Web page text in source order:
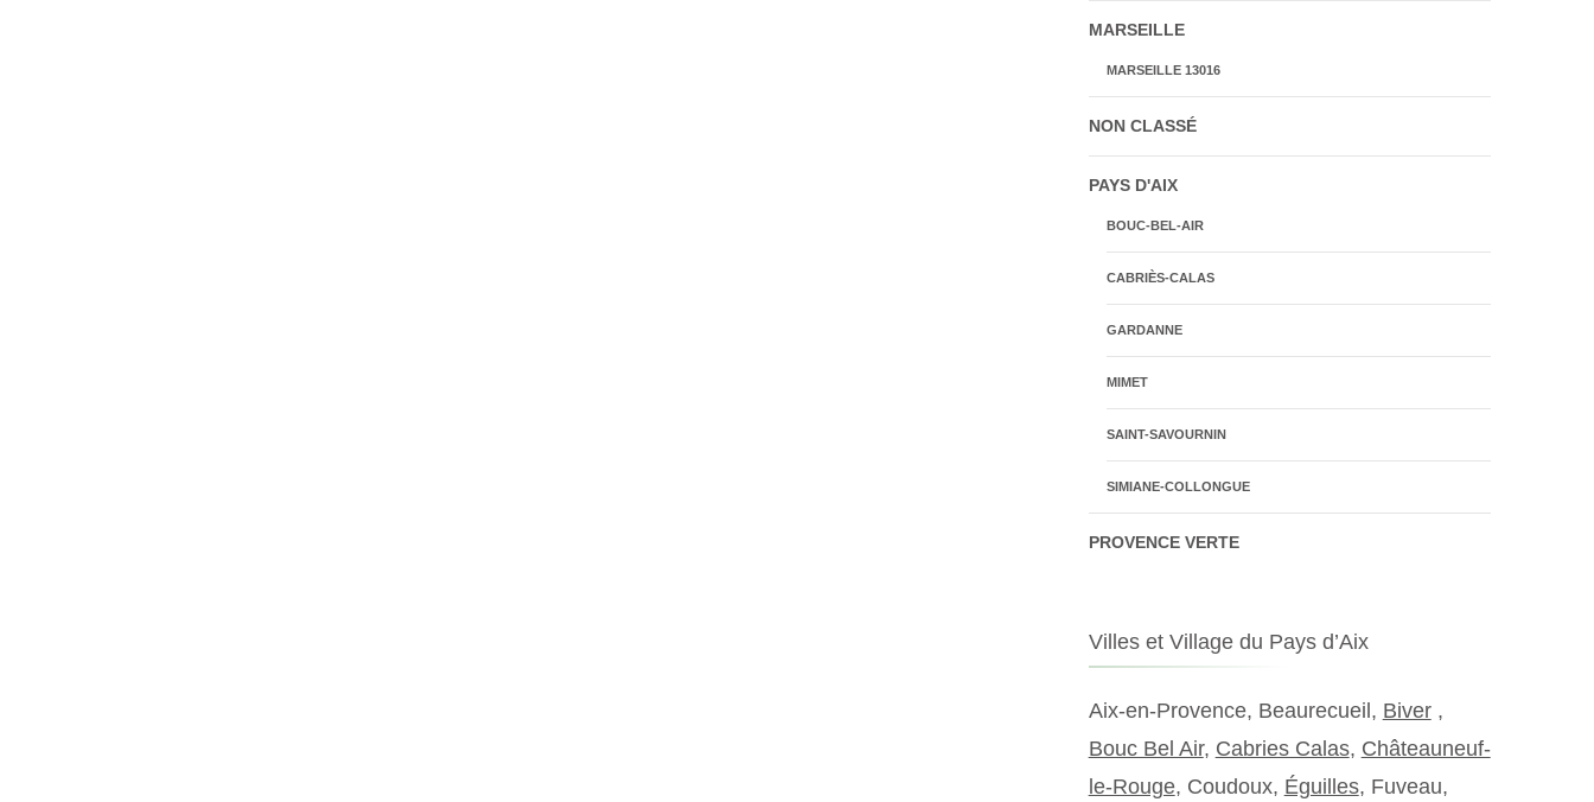
MARSEILLE
MARSEILLE 13016
NON CLASSÉ
PAYS D'AIX
BOUC-BEL-AIR
CABRIÈS-CALAS
GARDANNE
MIMET
SAINT-SAVOURNIN
SIMIANE-COLLONGUE
PROVENCE VERTE
Villes et Village du Pays d’Aix
Aix-en-Provence, Beaurecueil, Biver,
Bouc Bel Air, Cabries Calas, Châteauneuf-
le-Rouge, Coudoux, Éguilles, Fuveau,